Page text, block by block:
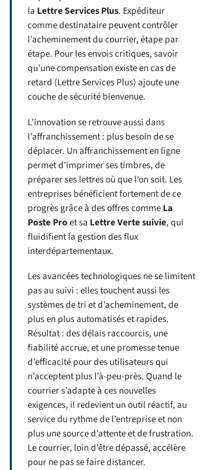
la Lettre Services Plus. Expéditeur
comme destinataire peuvent contrôler
l’acheminement du courrier, étape par
étape. Pour les envois critiques, savoir
qu’une compensation existe en cas de
retard (Lettre Services Plus) ajoute une
couche de sécurité bienvenue.
L’innovation se retrouve aussi dans
l’affranchissement : plus besoin de se
déplacer. Un affranchissement en ligne
permet d’imprimer ses timbres, de
préparer ses lettres où que l’on soit. Les
entreprises bénéficient fortement de ce
progrès grâce à des offres commeLa
Poste Proet sa Lettre Verte suivie, qui
fluidifient la gestion des flux
interdépartementaux.
Les avancées technologiques ne se limitent
pas au suivi : elles touchent aussi les
systèmes de tri et d’acheminement, de
plus en plus automatisés et rapides.
Résultat : des délais raccourcis, une
fiabilité accrue, et une promesse tenue
d’efficacité pour des utilisateurs qui
n’acceptent plus l’à-peu-près. Quand le
courrier s’adapte à ces nouvelles
exigences, il redevient un outil réactif, au
service du rythme de l’entreprise et non
plus une source d’attente et de frustration.
Le courrier, loin d’être dépassé, accélère
pour ne pas se faire distancer.